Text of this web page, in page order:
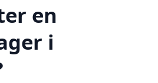
en
i